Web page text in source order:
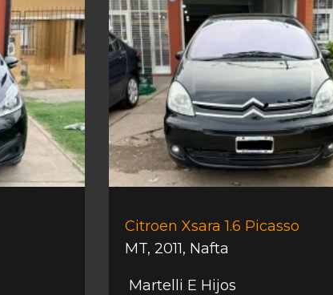
Citroen Xsara 1.6 Picasso
MT, 2011, Nafta
Martelli E Hijos